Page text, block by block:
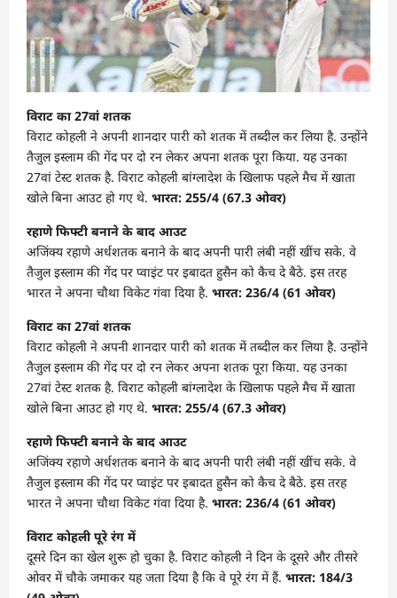
विराट का 27वां शतक
विराट कोहली ने अपनी शानदार पारी को शतक में तब्दील कर लिया है. उन्होंने
तैजुल इस्लाम की गेंद पर दो रन लेकर अपना शतक पूरा किया. यह उनका
27वां टेस्ट शतक है. विराट कोहली बांग्लादेश के खिलाफ पहले मैच में खाता
खोले बिना आउट हो गए थे. भारत: 255/4 (67.3 ओवर)
रहाणे फिफ्टी बनाने के बाद आउट
अजिंक्य रहाणे अर्धशतक बनाने के बाद अपनी पारी लंबी नहीं खींच सके. वे
तैजुल इस्लाम की गेंद पर प्वाइंट पर इबादत हुसैन को कैच दे बैठे. इस तरह
भारत ने अपना चौथा विकेट गंवा दिया है. भारत: 236/4 (61 ओवर)
विराट का 27वां शतक
विराट कोहली ने अपनी शानदार पारी को शतक में तब्दील कर लिया है. उन्होंने
तैजुल इस्लाम की गेंद पर दो रन लेकर अपना शतक पूरा किया. यह उनका
27वां टेस्ट शतक है. विराट कोहली बांग्लादेश के खिलाफ पहले मैच में खाता
खोले बिना आउट हो गए थे. भारत: 255/4 (67.3 ओवर)
रहाणे फिफ्टी बनाने के बाद आउट
अजिंक्य रहाणे अर्धशतक बनाने के बाद अपनी पारी लंबी नहीं खींच सके. वे
तैजुल इस्लाम की गेंद पर प्वाइंट पर इबादत हुसैन को कैच दे बैठे. इस तरह
भारत ने अपना चौथा विकेट गंवा दिया है. भारत: 236/4 (61 ओवर)
विराट कोहली पूरे रंग में
दूसरे दिन का खेल शुरू हो चुका है. विराट कोहली ने दिन के दूसरे और तीसरे
ओवर में चौके जमाकर यह जता दिया है कि वे पूरे रंग में हैं. भारत: 184/3